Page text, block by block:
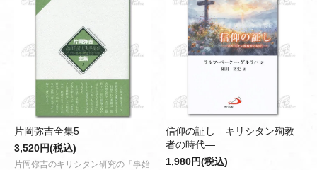
片岡弥吉全集5
3,520円(税込)
片岡弥吉のキリシタン研究の「事始
信仰の証し―キリシタン殉教
者の時代―
1,980円(税込)